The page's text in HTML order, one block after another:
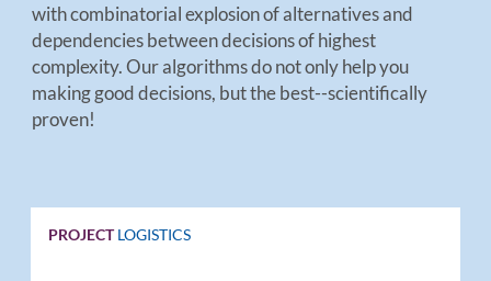
with combinatorial explosion of alternatives and
dependencies between decisions of highest
complexity. Our algorithms do not only help you
making good decisions, but the best--scientifically
proven!
PROJECT LOGISTICS